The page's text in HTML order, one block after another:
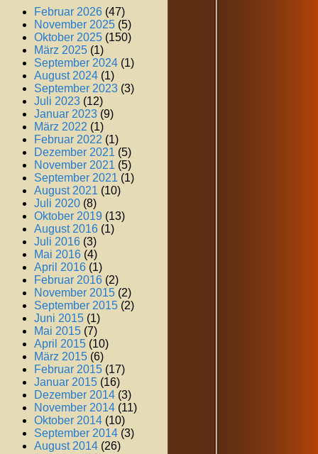
Februar 2026 (47)
November 2025 (5)
Oktober 2025 (150)
März 2025 (1)
September 2024 (1)
August 2024 (1)
September 2023 (3)
Juli 2023 (12)
Januar 2023 (9)
März 2022 (1)
Februar 2022 (1)
Dezember 2021 (5)
November 2021 (5)
September 2021 (1)
August 2021 (10)
Juli 2020 (8)
Oktober 2019 (13)
August 2016 (1)
Juli 2016 (3)
Mai 2016 (4)
April 2016 (1)
Februar 2016 (2)
November 2015 (2)
September 2015 (2)
Juni 2015 (1)
Mai 2015 (7)
April 2015 (10)
März 2015 (6)
Februar 2015 (17)
Januar 2015 (16)
Dezember 2014 (3)
November 2014 (11)
Oktober 2014 (10)
September 2014 (3)
August 2014 (26)